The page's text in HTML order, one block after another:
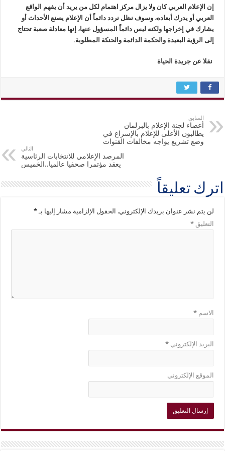
إن الإعلام العربي كان ولا يزال مركز اهتمام لكل من يريد أن يفهم الواقع
العربي أو يدرك أبعاده، وسوف نظل نردد دائماً أن الإعلام يصنع الأحداث أو
يشارك في إخراجها ولكنه ليس دائماً المسؤول عنها، إنها معادلة صعبة تحتاج
إلى الرؤية البعيدة والحكمة الدائمة والحنكة المطلوبة.
نقلا عن جريدة الحياة
السابق
أعضاء لجنة الإعلام بالبرلمان
يطالبون الأعلى للإعلام بالإسراع في
وضع تشريع يواجه مخالفات القنوات
التالي
المرصد الإعلامي للانتخابات الرئاسية
يعقد مؤتمرا صحفيا عالميا..الخميس
اترك تعليقاً
لن يتم نشر عنوان بريدك الإلكتروني. الحقول الإلزامية مشار إليها بـ*
التعليق*
الاسم*
البريد الإلكتروني*
الموقع الإلكتروني